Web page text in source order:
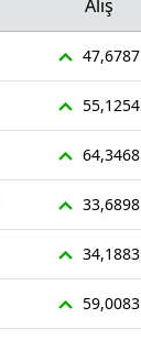
Alış
47,6787
55,1254
64,3468
33,6898
34,1883
59,0083